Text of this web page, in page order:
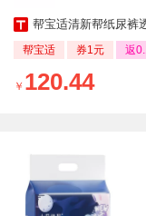
帮宝适清新帮纸尿裤
帮宝适 券1元 返
￥ 120.44